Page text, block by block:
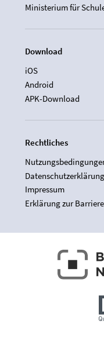
Ministerium für
Download
iOS
Android
APK-Download
Rechtliches
Impressum
Erklärung zur